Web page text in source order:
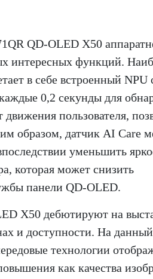
QD-OLED X50
интересных функций.
в себе встроенный NPU
0,2 секунды для
пользователя,
образом, датчик AI Care
уменьшить
которая может снизить
панели QD-OLED.
X50 дебютируют на
и доступности. На
технологии
как качества